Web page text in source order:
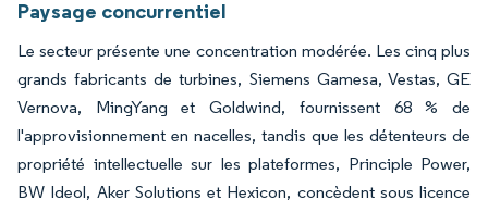
Paysage concurrentiel
Le secteur présente une concentration modérée. Les cinq plus
grands fabricants de turbines, Siemens Gamesa, Vestas, GE
Vernova, MingYang et Goldwind, fournissent 68 % de
l'approvisionnement en nacelles, tandis que les détenteurs de
propriété intellectuelle sur les plateformes, Principle Power,
BW Ideol, Aker Solutions et Hexicon, concèdent sous licence